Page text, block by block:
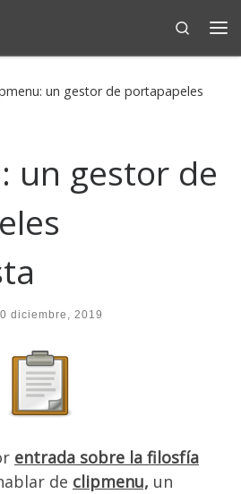
Search
un gestor de portapapeles
un gestor de
diciembre, 2019
entrada sobre la filosfía
de clipmenu, un